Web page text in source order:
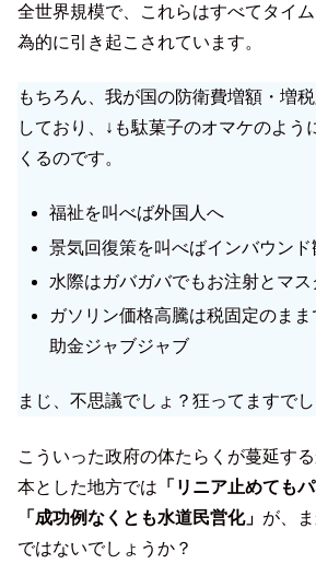
全世界規模で、これらはすべてタイ
為的に引き起こされています。
もちろん、我が国の防衛費増額・増
しており、↓も駄菓子のオマケのよう
くるのです。
福祉を叫べば外国人へ
景気回復策を叫べばインバウン
水際はガバガバでもお注射とマ
ガソリン価格高騰は税固定のま
助金ジャブジャブ
まじ、不思議でしょ？狂ってますでし
こういった政府の体たらくが蔓延す
本とした地方では 「リニア止めても
「成功例なくとも水道民営化」 が、
ではないでしょうか？